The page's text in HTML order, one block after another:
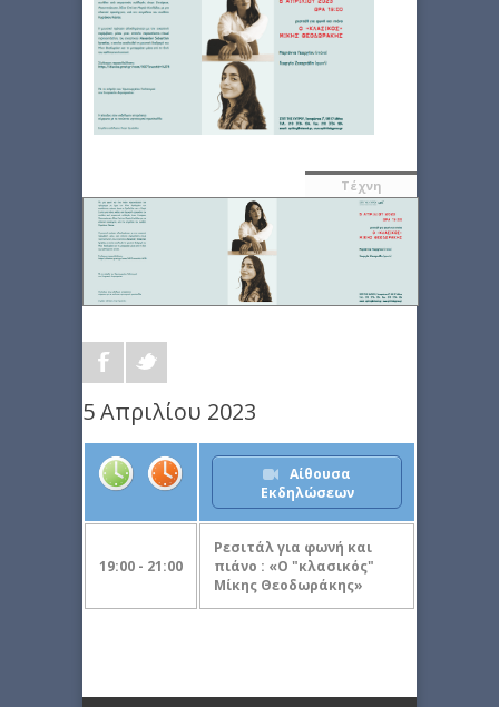
Τέχνη
5 Απριλίου 2023
Αίθουσα
Εκδηλώσεων
19:00 - 21:00
Ρεσιτάλ για φωνή και
πιάνο : «Ο "κλασικός"
Μίκης Θεοδωράκης»